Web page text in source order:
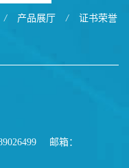
/ 产品展厅 / 证书荣誉
邮箱：